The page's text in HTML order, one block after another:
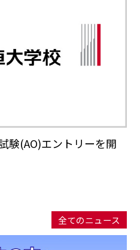
験(AO)エントリーを開
全てのニュース